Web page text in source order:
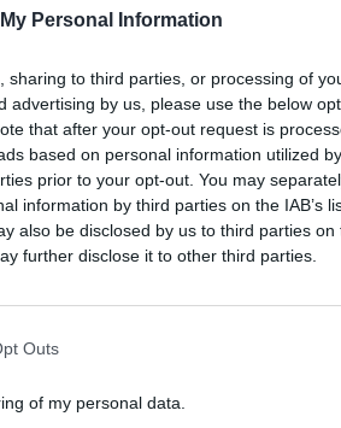
Personal Information
sharing to third parties, or processing of
advertising by us, please use the below
that after your opt-out request is
based on personal information utilized
prior to your opt-out. You may
information by third parties on the IAB’s
also be disclosed by us to third parties on
further disclose it to other third parties.
Outs
of my personal data.
a fordított adózás szabályai szerint
végző adóalany, vagy
nyilvántartásba vett adóalany legyen.
alól mentes bérbeadási tevékenység